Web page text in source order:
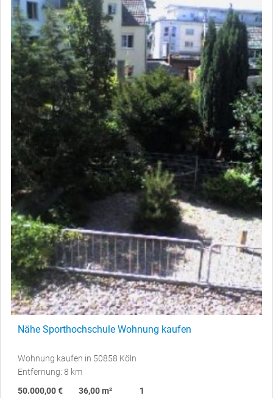
Nähe Sporthochschule Wohnung kaufen
Wohnung kaufen in 50858 Köln
Entfernung: 8 km
50.000,00 €
36,00 m²
1